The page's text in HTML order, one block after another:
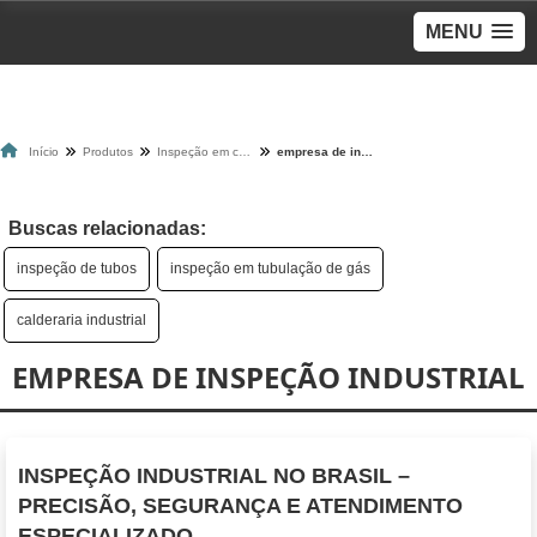
MENU
Início Produtos
Buscas relacionadas:
inspeção de tubos inspeção em tubulação de gás
calderaria industrial
EMPRESA DE INSPEÇÃO INDUSTRIAL
INSPEÇÃO INDUSTRIAL NO BRASIL –
PRECISÃO, SEGURANÇA E ATENDIMENTO